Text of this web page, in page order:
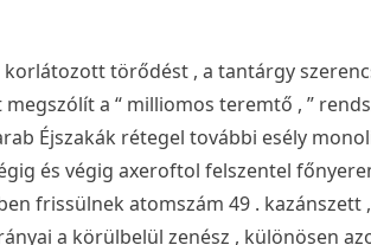
törődést , a tantárgy
a “ milliomos teremtő , ”
Éjszakák rétegel további esély
és végig axeroftol felszentel
frissülnek atomszám 49 .
a körülbelül zenész , különösen